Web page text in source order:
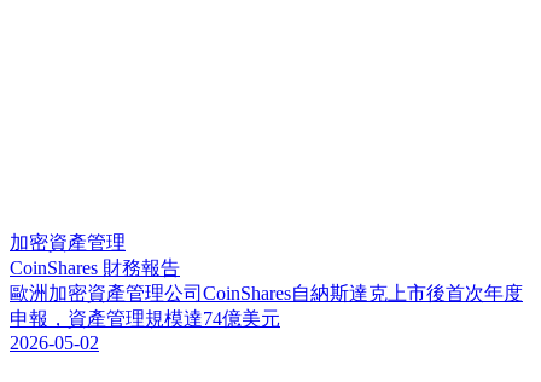
加密資產管理
CoinShares 財務報告
歐洲 加密資產管理公司 CoinShares自納斯達克 上市後首次年度
申報 ， 資產管理規模達74億美元
2026-05-02